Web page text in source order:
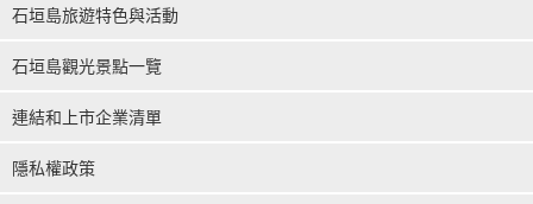
石垣島旅遊特色與活動
石垣島觀光景點一覽
連結和上市企業清單
隱私權政策